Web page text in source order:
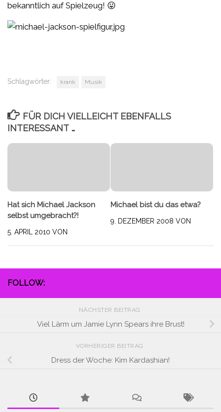
bekanntlich auf Spielzeug! 😛
Schlagwörter: krank Musik
FÜR DICH VIELLEICHT EBENFALLS
INTERESSANT …
Hat sich Michael Jackson
selbst umgebracht?!
5. APRIL 2010 VON
Michael bist du das etwa?
9. DEZEMBER 2008 VON
FOLLOW:
NÄCHSTER BEITRAG
Viel Lärm um Jamie Lynn Spears ihre Brust!
VORHERIGER BEITRAG
Dress der Woche: Kim Kardashian!